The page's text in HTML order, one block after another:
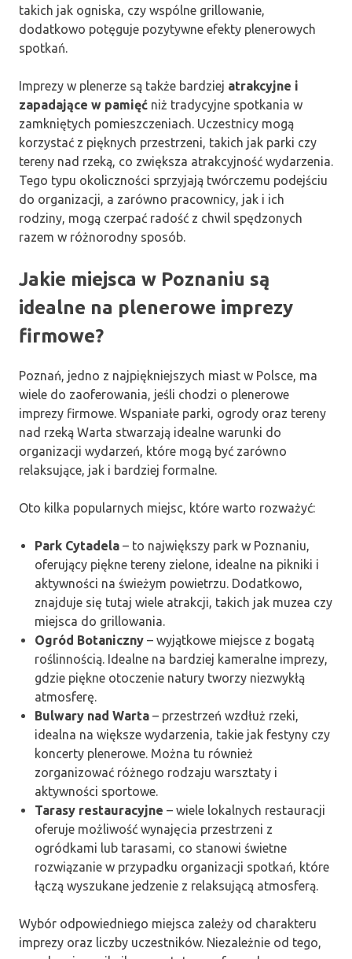
takich jak ogniska, czy wspólne grillowanie,
dodatkowo potęguje pozytywne efekty plenerowych
spotkań.
Imprezy w plenerze są także bardziej atrakcyjne i
zapadające w pamięć niż tradycyjne spotkania w
zamkniętych pomieszczeniach. Uczestnicy mogą
korzystać z pięknych przestrzeni, takich jak parki czy
tereny nad rzeką, co zwiększa atrakcyjność wydarzenia.
Tego typu okoliczności sprzyjają twórczemu podejściu
do organizacji, a zarówno pracownicy, jak i ich
rodziny, mogą czerpać radość z chwil spędzonych
razem w różnorodny sposób.
Jakie miejsca w Poznaniu są
idealne na plenerowe imprezy
firmowe?
Poznań, jedno z najpiękniejszych miast w Polsce, ma
wiele do zaoferowania, jeśli chodzi o plenerowe
imprezy firmowe. Wspaniałe parki, ogrody oraz tereny
nad rzeką Warta stwarzają idealne warunki do
organizacji wydarzeń, które mogą być zarówno
relaksujące, jak i bardziej formalne.
Oto kilka popularnych miejsc, które warto rozważyć:
Park Cytadela – to największy park w Poznaniu,
oferujący piękne tereny zielone, idealne na pikniki i
aktywności na świeżym powietrzu. Dodatkowo,
znajduje się tutaj wiele atrakcji, takich jak muzea czy
miejsca do grillowania.
Ogród Botaniczny – wyjątkowe miejsce z bogatą
roślinnością. Idealne na bardziej kameralne imprezy,
gdzie piękne otoczenie natury tworzy niezwykłą
atmosferę.
Bulwary nad Warta – przestrzeń wzdłuż rzeki,
idealna na większe wydarzenia, takie jak festyny czy
koncerty plenerowe. Można tu również
zorganizować różnego rodzaju warsztaty i
aktywności sportowe.
Tarasy restauracyjne – wiele lokalnych restauracji
oferuje możliwość wynajęcia przestrzeni z
ogródkami lub tarasami, co stanowi świetne
rozwiązanie w przypadku organizacji spotkań, które
łączą wyszukane jedzenie z relaksującą atmosferą.
Wybór odpowiedniego miejsca zależy od charakteru
imprezy oraz liczby uczestników. Niezależnie od tego,